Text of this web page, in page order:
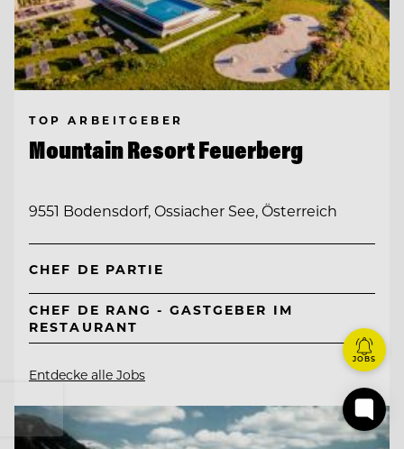
TOP ARBEITGEBER
Mountain Resort Feuerberg
9551 Bodensdorf, Ossiacher See, Österreich
CHEF DE PARTIE
CHEF DE RANG - GASTGEBER IM
RESTAURANT
Entdecke alle Jobs
JOBS